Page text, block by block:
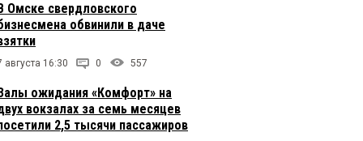
Омске свердловского
обвинили в даче
августа 16:30 0 557
ожидания «Комфорт» на
вокзалах за семь месяцев
2,5 тысячи пассажиров